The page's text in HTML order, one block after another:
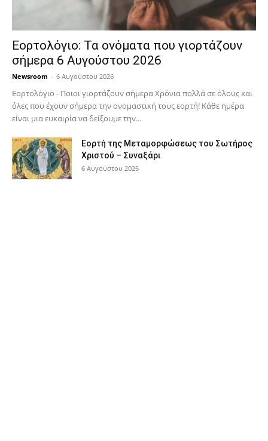
Εορτολόγιο: Τα ονόματα που γιορτάζουν
σήμερα 6 Αυγούστου 2026
Newsroom - 6 Αυγούστου 2026
Εορτολόγιο - Ποιοι γιορτάζουν σήμερα Χρόνια πολλά σε όλους και
όλες που έχουν σήμερα την ονομαστική τους εορτή! Κάθε ημέρα
είναι μια ευκαιρία να δείξουμε την...
Εορτή της Μεταμορφώσεως του Σωτήρος
Χριστού – Συναξάρι
6 Αυγούστου 2026